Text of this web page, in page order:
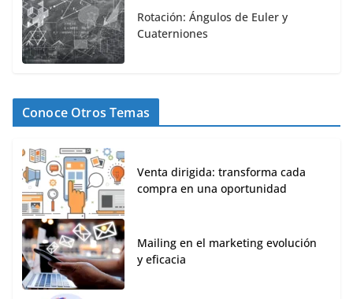
Rotación: Ángulos de Euler y
Cuaterniones
Conoce Otros Temas
Venta dirigida: transforma cada
compra en una oportunidad
Mailing en el marketing evolución
y eficacia